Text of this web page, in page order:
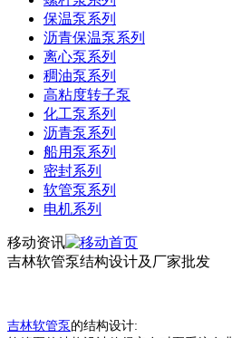
保温泵系列
沥青保温泵系列
离心泵系列
稠油泵系列
高粘度转子泵
化工泵系列
沥青泵系列
船用泵系列
密封系列
软管泵系列
电机系列
移动资讯
吉林软管泵结构设计及厂家批发
吉林软管泵 的结构设计: